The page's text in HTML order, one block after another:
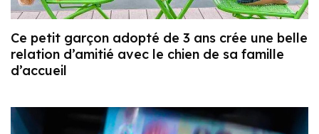
Ce petit garçon adopté de 3 ans crée une belle
relation d’amitié avec le chien de sa famille
d’accueil